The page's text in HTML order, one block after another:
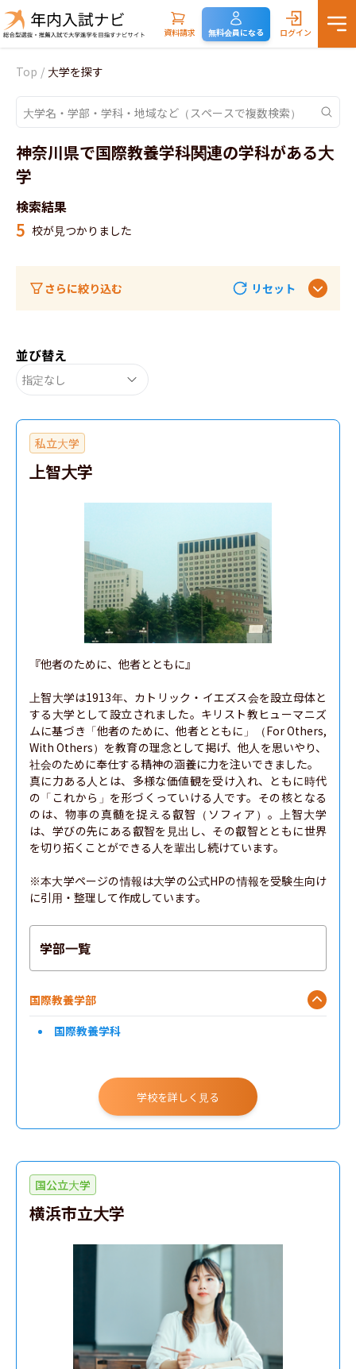
資料請求 無料会員になる ログイン
Top / 大学を探す
神奈川県で国際教養学科関連の学科がある大
学
検索結果
5 校が見つかりました
さらに絞り込む リセット
並び替え
指定なし
私立大学
上智大学
『他者のために、他者とともに』
上智大学は1913年、カトリック・イエズス会を設立母体と
する大学として設立されました。キリスト教ヒューマニズ
ムに基づき「他者のために、他者とともに」（For Others,
With Others）を教育の理念として掲げ、他人を思いやり、
社会のために奉仕する精神の涵養に力を注いできました。
真に力ある人とは、多様な価値観を受け入れ、ともに時代
の「これから」を形づくっていける人です。その核となる
のは、物事の真髄を捉える叡智（ソフィア）。上智大学
は、学びの先にある叡智を見出し、その叡智とともに世界
を切り拓くことができる人を輩出し続けています。
※本大学ページの情報は大学の公式HPの情報を受験生向け
に引用・整理して作成しています。
学部一覧
国際教養学部
国際教養学科
学校を詳しく見る
国公立大学
横浜市立大学